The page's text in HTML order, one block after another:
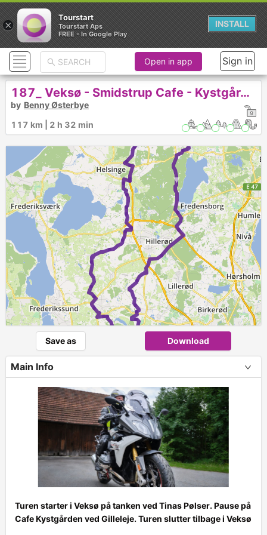
►
1
Open in app Sign in
187_ Veksø - Smidstrup Cafe - Kystgården - Veksø
by Benny Østerbye
117 km | 2 h 32 min
Save as Download
Main Info
Turen starter i Veksø på tanken ved Tinas Pølser. Pause på
Cafe Kystgården ved Gilleleje. Turen slutter tilbage i Veksø
×
Tourstart
Tourstart Aps
FREE - In Google Play
INSTALL